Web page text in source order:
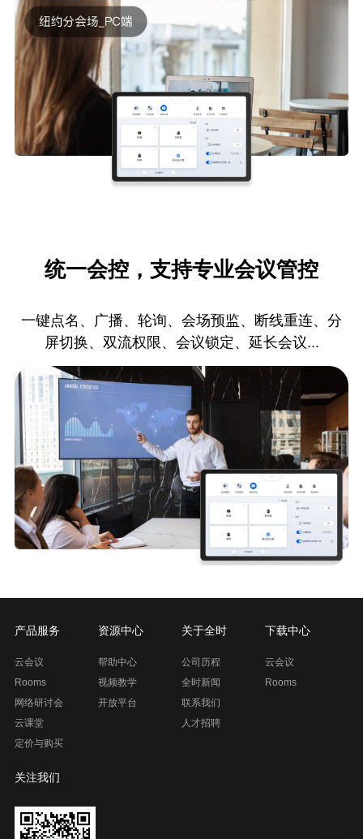
统一会控，支持专业会议管控
一键点名、广播、轮询、会场预监、断线重连、分
屏切换、双流权限、会议锁定、延长会议...
产品服务
云会议
Rooms
网络研讨会
云课堂
定价与购买
资源中心
帮助中心
视频教学
开放平台
关于全时
公司历程
全时新闻
联系我们
人才招聘
下载中心
云会议
Rooms
关注我们